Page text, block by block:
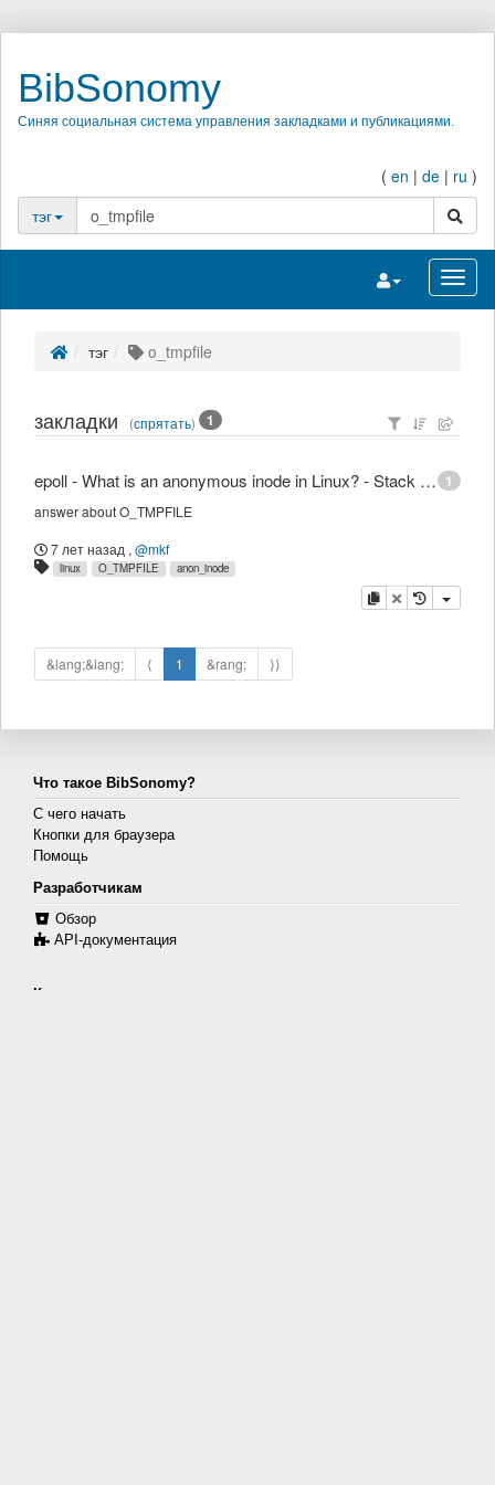
BibSonomy
Синяя социальная система управления закладками и публикациями.
( en | de | ru )
тэг
поиск
Переключить
тэг o_tmpfile
закладки (спрятать) 1
1
epoll - What is an anonymous inode in Linux? - Stack Overflow
answer about O_TMPFILE
7 лет назад , @mkf
linux O_TMPFILE anon_inode
копировать
удалить
&lang;&lang; ⟨ 1 &rang; ⟩⟩
Что такое BibSonomy?
С чего начать
Кнопки для браузера
Помощь
Разработчикам
Обзор
API-документация
Контакт и защита личных данных